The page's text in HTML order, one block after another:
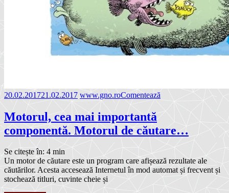
20.02.201721.02.2017 www.gno.roComentează
Motorul, cea mai importantă
componentă. Motorul de căutare…
Se citește în: 4 min
Un motor de căutare este un program care afișează rezultate ale
căutărilor. Acesta accesează Internetul în mod automat și frecvent și
stochează titluri, cuvinte cheie și